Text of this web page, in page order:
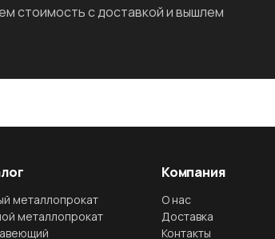
стоимость с доставкой и вышлем
металлопрокат
металлопрокат
Компания
О нас
Доставка
Контакты